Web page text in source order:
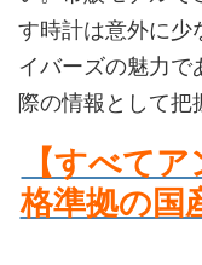
す時計は意外に少
イバーズの魅力で
際の情報として把
【すべて
格準拠の国